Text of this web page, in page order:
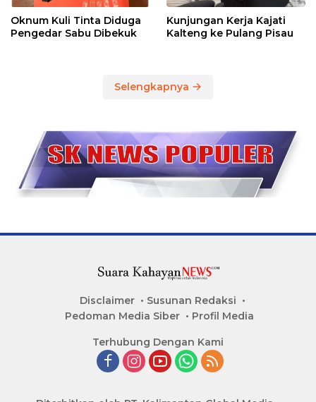
Oknum Kuli Tinta Diduga
Pengedar Sabu Dibekuk
Kunjungan Kerja Kajati
Kalteng ke Pulang Pisau
Selengkapnya
Disclaimer
Susunan Redaksi
Pedoman Media Siber
Profil Media
Terhubung Dengan Kami